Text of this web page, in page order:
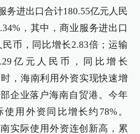
务进出口合计180.55亿元人民
，其中，商业服务进出口
民币，同比增长2.83倍；运输
亿元人民币，同比增长
，海南利用外资实现快速增
企业落户海南自贸港。今年
使用外资同比增长约78%。
实际使用外资连创新高，累